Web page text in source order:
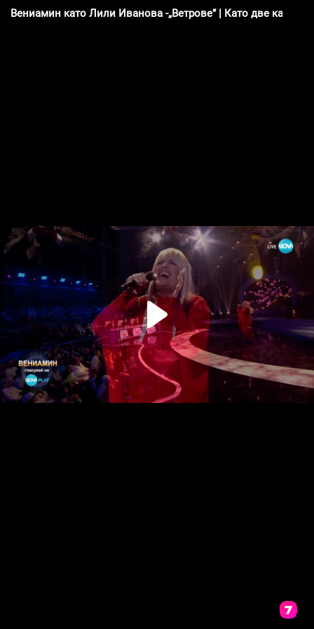
Вениамин като Лили Иванова -„Ветрове” | Като две капки